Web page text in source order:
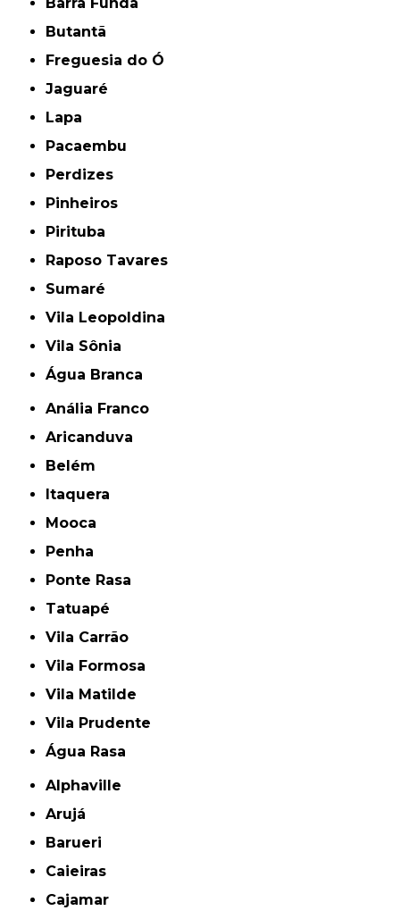
Barra Funda
Butantã
Freguesia do Ó
Jaguaré
Lapa
Pacaembu
Perdizes
Pinheiros
Pirituba
Raposo Tavares
Sumaré
Vila Leopoldina
Vila Sônia
Água Branca
Anália Franco
Aricanduva
Belém
Itaquera
Mooca
Penha
Ponte Rasa
Tatuapé
Vila Carrão
Vila Formosa
Vila Matilde
Vila Prudente
Água Rasa
Alphaville
Arujá
Barueri
Caieiras
Cajamar